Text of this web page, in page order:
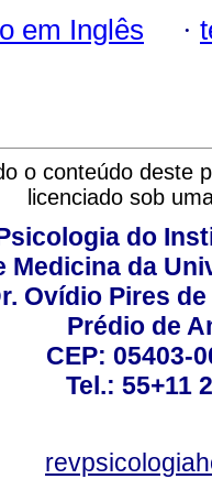
em Inglês ·
o conteúdo deste
licenciado sob
do
Medicina da
Ovídio Pires
Prédio de
CEP: 05403-
Tel.: 55+11